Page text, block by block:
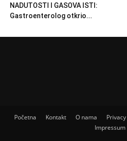
NADUTOSTI I GASOVA ISTI:
Gastroenterolog otkrio...
Početna Kontakt O nama
Impressum